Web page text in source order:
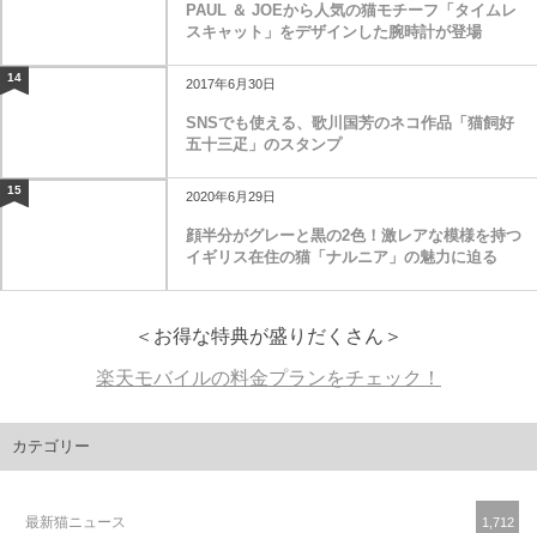
PAUL ＆ JOEから人気の猫モチーフ「タイムレ
スキャット」をデザインした腕時計が登場
14 2017年6月30日
SNSでも使える、歌川国芳のネコ作品「猫飼好
五十三疋」のスタンプ
15 2020年6月29日
顔半分がグレーと黒の2色！激レアな模様を持つ
イギリス在住の猫「ナルニア」の魅力に迫る
＜お得な特典が盛りだくさん＞
楽天モバイルの料金プランをチェック！
カテゴリー
最新猫ニュース 1,712